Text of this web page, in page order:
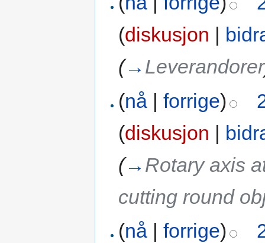
(diskusjon
(→ Leverandorer
(nå |forrige)
(diskusjon |
(→ Rotary axis
cutting round
(nå |forrige)